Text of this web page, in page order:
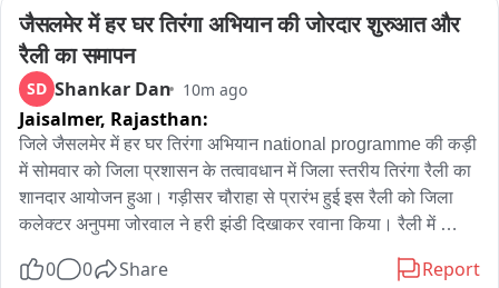
living in hill areas such as Jajulubandh, Pitrigadda,
Neellubandh, and Pedagaruvu said they are facing severe
hardships due to the lack of even basic road access. They
expressed anguish that they have to walk about 20
kilometres for urgent medical care and nearly 30
kilometres to exercise their right to vote. They said
pregnant women, in particular, face grave difficulties when
traveling to hospitals to give birth. The Adivasis urged the
state government to provide road facilities to the hill areas
viral on social media, and viewers expressed concern over
जैसलमेर में हर घर तिरंगा अभियान की जोरदार शुरुआत और
रैली का समापन
SD Shankar Dan 10m ago
Jaisalmer, Rajasthan:
जिले जैसलमेर में हर घर तिरंगा अभियान national programme की कड़ी
में सोमवार को जिला प्रशासन के तत्वावधान में जिला स्तरीय तिरंगा रैली का
शानदार आयोजन हुआ। गड़ीसर चौराहा से प्रारंभ हुई इस रैली को जिला
कलेक्टर अनुपमा जोरवाल ने हरी झंडी दिखाकर रवाना किया। रैली में
आयुक्त नगर परिषद लजपाल सिंह सोढा, जिला शिक्षा अधिकारी महेश कुमार
0 0 Share Report